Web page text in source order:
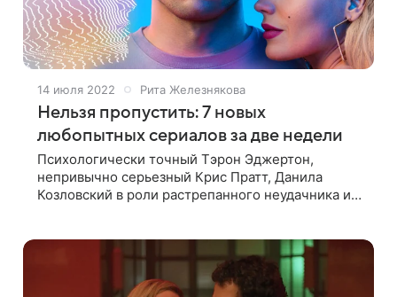
14 июля 2022 Рита Железнякова
Нельзя пропустить: 7 новых
любопытных сериалов за две недели
Психологически точный Тэрон Эджертон,
непривычно серьезный Крис Пратт, Данила
Козловский в роли растрепанного неудачника и